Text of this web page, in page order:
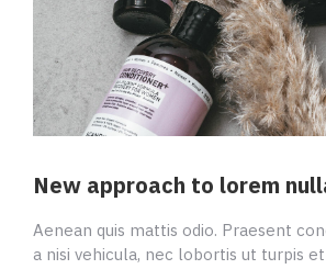
New approach to lorem
Aenean quis mattis odio. Praesent
a nisi vehicula, nec lobortis ut turpis